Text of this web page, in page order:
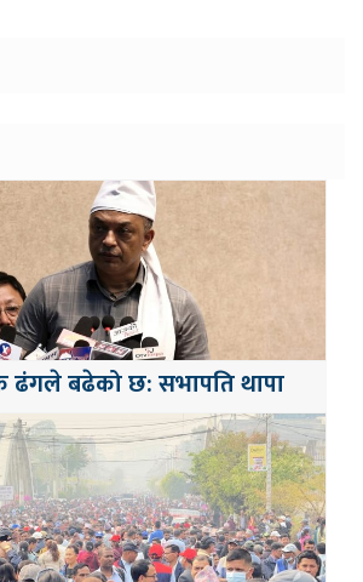
ढंगले बढेको छ: सभापति थापा